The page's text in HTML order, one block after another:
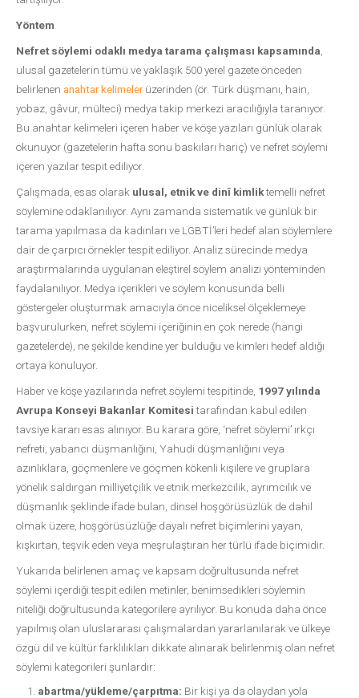
Yöntem
Nefret söylemi odaklı medya tarama çalışması kapsamında
ulusal gazetelerin tümü ve yaklaşık 500 yerel gazete önceden
belirlenen anahtar kelimelerüzerinden (ör. Türk düşmanı, hain,
yobaz, gâvur, mülteci) medya takip merkezi aracılığıyla taranıyor.
Bu anahtar kelimeleri içeren haber ve köşe yazıları günlük olarak
okunuyor (gazetelerin hafta sonu baskıları hariç) ve nefret söylemi
içeren yazılar tespit ediliyor.
Çalışmada, esas olarak ulusal, etnik ve dinî kimliktemelli nefret
söylemine odaklanılıyor. Aynı zamanda sistematik ve günlük bir
tarama yapılmasa da kadınları ve LGBTİ’leri hedef alan söylemlere
dair de çarpıcı örnekler tespit ediliyor. Analiz sürecinde medya
araştırmalarında uygulanan eleştirel söylem analizi yönteminden
faydalanılıyor. Medya içerikleri ve söylem konusunda belli
göstergeler oluşturmak amacıyla önce niceliksel ölçeklemeye
başvurulurken, nefret söylemi içeriğinin en çok nerede (hangi
gazetelerde), ne şekilde kendine yer bulduğu ve kimleri hedef aldığı
ortaya konuluyor.
Haber ve köşe yazılarında nefret söylemi tespitinde, 1997 yılında
Avrupa Konseyi Bakanlar Komitesitarafından kabul edilen
tavsiye kararı esas alınıyor. Bu karara göre, ‘nefret söylemi’ ırkçı
nefreti, yabancı düşmanlığını, Yahudi düşmanlığını veya
azınlıklara, göçmenlere ve göçmen kökenli kişilere ve gruplara
yönelik saldırgan milliyetçilik ve etnik merkezcilik, ayrımcılık ve
düşmanlık şeklinde ifade bulan, dinsel hoşgörüsüzlük de dahil
olmak üzere, hoşgörüsüzlüğe dayalı nefret biçimlerini yayan,
kışkırtan, teşvik eden veya meşrulaştıran her türlü ifade biçimidir.
Yukarıda belirlenen amaç ve kapsam doğrultusunda nefret
söylemi içerdiği tespit edilen metinler, benimsedikleri söylemin
niteliği doğrultusunda kategorilere ayrılıyor. Bu konuda daha önce
yapılmış olan uluslararası çalışmalardan yararlanılarak ve ülkeye
özgü dil ve kültür farklılıkları dikkate alınarak belirlenmiş olan nefret
söylemi kategorileri şunlardır:
abartma/yükleme/çarpıtma: Bir kişi ya da olaydan yola